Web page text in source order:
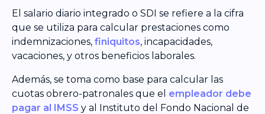
El salario diario integrado o SDI se refiere a la cifra
que se utiliza para calcular prestaciones como
indemnizaciones, finiquitos, incapacidades,
vacaciones, y otros beneficios laborales.
Además, se toma como base para calcular las
cuotas obrero-patronales que el empleador debe
pagar al IMSS y al Instituto del Fondo Nacional de